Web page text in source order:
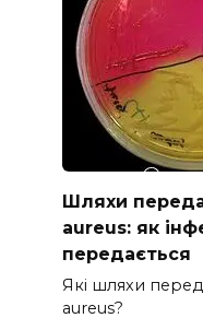
Шляхи
aureus: як
передається
Які шляхи
aureus?